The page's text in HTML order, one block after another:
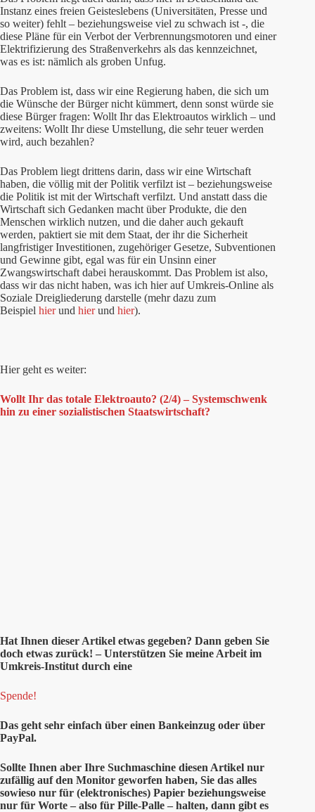
Instanz eines freien Geisteslebens (Universitäten, Presse und
so weiter) fehlt – beziehungsweise viel zu schwach ist -, die
diese Pläne für ein Verbot der Verbrennungsmotoren und einer
Elektrifizierung des Straßenverkehrs als das kennzeichnet,
was es ist: nämlich als groben Unfug.
Das Problem ist, dass wir eine Regierung haben, die sich um
die Wünsche der Bürger nicht kümmert, denn sonst würde sie
diese Bürger fragen: Wollt Ihr das Elektroautos wirklich – und
zweitens: Wollt Ihr diese Umstellung, die sehr teuer werden
wird, auch bezahlen?
Das Problem liegt drittens darin, dass wir eine Wirtschaft
haben, die völlig mit der Politik verfilzt ist – beziehungsweise
die Politik ist mit der Wirtschaft verfilzt. Und anstatt dass die
Wirtschaft sich Gedanken macht über Produkte, die den
Menschen wirklich nutzen, und die daher auch gekauft
werden, paktiert sie mit dem Staat, der ihr die Sicherheit
langfristiger Investitionen, zugehöriger Gesetze, Subventionen
und Gewinne gibt, egal was für ein Unsinn einer
Zwangswirtschaft dabei herauskommt. Das Problem ist also,
dass wir das nicht haben, was ich hier auf Umkreis-Online als
Soziale Dreigliederung darstelle (mehr dazu zum
Beispiel hierund hierund hier).
Hier geht es weiter:
Wollt Ihr das totale Elektroauto? (2/4) – Systemschwenk
hin zu einer sozialistischen Staatswirtschaft?
Hat Ihnen dieser Artikel etwas gegeben? Dann geben Sie
doch etwas zurück! – Unterstützen Sie meine Arbeit im
Umkreis-Institut durch eine
Spende!
Das geht sehr einfach über einen Bankeinzug oder über
PayPal.
Sollte Ihnen aber Ihre Suchmaschine diesen Artikel nur
zufällig auf den Monitor geworfen haben, Sie das alles
sowieso nur für (elektronisches) Papier beziehungsweise
nur für Worte – also für Pille-Palle – halten, dann gibt es